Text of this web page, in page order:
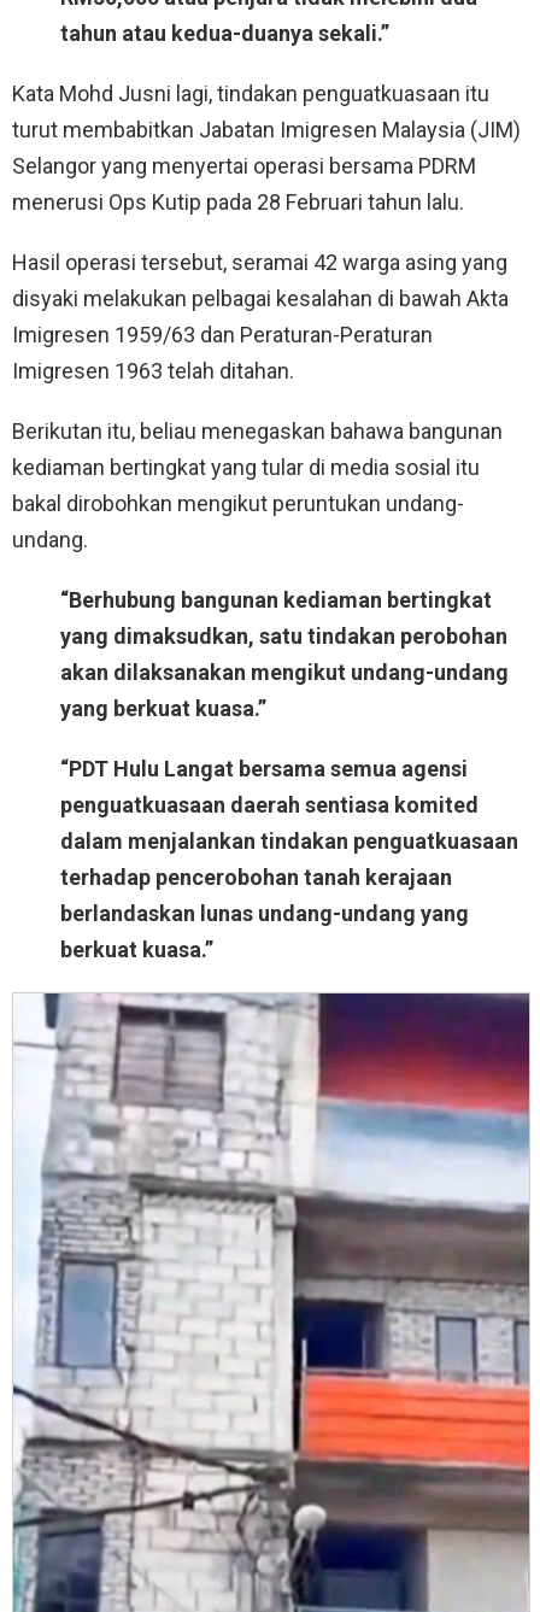
tahun atau kedua-duanya sekali.”
Kata Mohd Jusni lagi, tindakan penguatkuasaan itu
turut membabitkan Jabatan Imigresen Malaysia (JIM)
Selangor yang menyertai operasi bersama PDRM
menerusi Ops Kutip pada 28 Februari tahun lalu.
Hasil operasi tersebut, seramai 42 warga asing yang
disyaki melakukan pelbagai kesalahan di bawah Akta
Imigresen 1959/63 dan Peraturan-Peraturan
Imigresen 1963 telah ditahan.
Berikutan itu, beliau menegaskan bahawa bangunan
kediaman bertingkat yang tular di media sosial itu
bakal dirobohkan mengikut peruntukan undang-
undang.
“Berhubung bangunan kediaman bertingkat
yang dimaksudkan, satu tindakan perobohan
akan dilaksanakan mengikut undang-undang
yang berkuat kuasa.”
“PDT Hulu Langat bersama semua agensi
penguatkuasaan daerah sentiasa komited
dalam menjalankan tindakan penguatkuasaan
terhadap pencerobohan tanah kerajaan
berlandaskan lunas undang-undang yang
berkuat kuasa.”